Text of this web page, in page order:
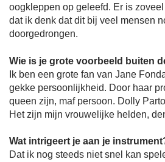
oogkleppen op geleefd. Er is
dat ik denk dat dit bij veel mensen
doorgedrongen.
Wie is je grote voorbeeld buiten
Ik ben een grote fan van Jane
gekke persoonlijkheid. Door haar
queen zijn, maf persoon. Dolly
Het zijn mijn vrouwelijke helden,
Wat intrigeert je aan je
Dat ik nog steeds niet snel kan